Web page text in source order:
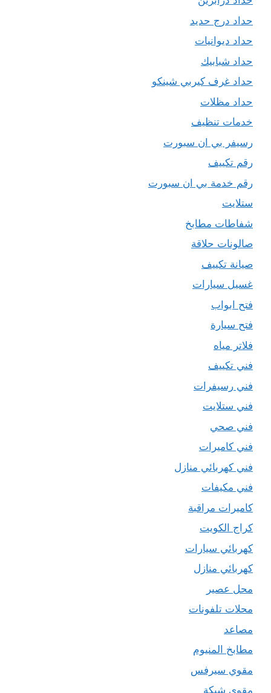
حداد درج حديد
حداد ديوانيات
حداد شبابيك
حداد غرف كيربي شينكو
حداد مظلات
خدمات تنظيف
رسيفر بي ان سبورت
رقم تكييف
رقم خدمة بي ان سبورت
ستلايت
شفاطات مطابخ
صالونات حلاقة
صيانة تكييف
غسيل سيارات
فتح ابواب
فتح سيارة
فلاتر مياه
فني تكييف
فني رسيفرات
فني ستلايت
فني صحي
فني كاميرات
فني كهربائي منازل
فني مكيفات
كاميرات مراقبة
كراج الكويت
كهربائي سيارات
كهربائي منازل
محل عصير
محلات تلفونات
مصاعد
مطابخ المنيوم
مقوي سيرفس
مقوي شبكة